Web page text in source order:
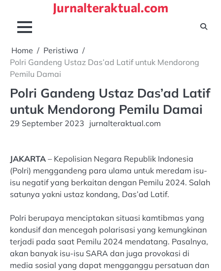
content
Jurnalteraktual.com
Home
Peristiwa
Polri Gandeng Ustaz Das’ad Latif untuk Mendorong
Pemilu Damai
Polri Gandeng Ustaz Das’ad Latif
untuk Mendorong Pemilu Damai
29 September 2023 jurnalteraktual.com
JAKARTA – Kepolisian Negara Republik Indonesia
(Polri) menggandeng para ulama untuk meredam isu-
isu negatif yang berkaitan dengan Pemilu 2024. Salah
satunya yakni ustaz kondang, Das’ad Latif.
Polri berupaya menciptakan situasi kamtibmas yang
kondusif dan mencegah polarisasi yang kemungkinan
terjadi pada saat Pemilu 2024 mendatang. Pasalnya,
akan banyak isu-isu SARA dan juga provokasi di
media sosial yang dapat mengganggu persatuan dan